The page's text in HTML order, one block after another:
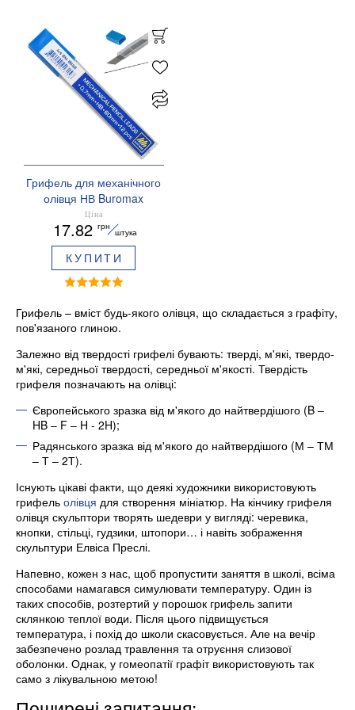
Грифель для механічного
олівця НВ Buromax
ВМ.8698
Ціна
17.82 грн
штука
КУПИТИ
Грифель – вміст будь-якого олівця, що складається з графіту,
пов'язаного глиною.
Залежно від твердості грифелі бувають: тверді, м'які, твердо-
м'які, середньої твердості, середньої м'якості. Твердість
грифеля позначають на олівці:
Європейського зразка від м'якого до найтвердішого (B –
HB – F – H - 2H);
Радянського зразка від м'якого до найтвердішого (М – ТМ
– Т – 2Т).
Існують цікаві факти, що деякі художники використовують
грифель олівця для створення мініатюр. На кінчику грифеля
олівця скульптори творять шедеври у вигляді: черевика,
кнопки, стільці, гудзики, штопори… і навіть зображення
скульптури Елвіса Преслі.
Напевно, кожен з нас, щоб пропустити заняття в школі, всіма
способами намагався симулювати температуру. Один із
таких способів, розтертий у порошок грифель запити
склянкою теплої води. Після цього підвищується
температура, і похід до школи скасовується. Але на вечір
забезпечено розлад травлення та отруєння слизової
оболонки. Однак, у гомеопатії графіт використовують так
само з лікувальною метою!